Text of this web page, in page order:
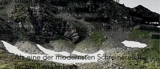
Erfahrung, Qualität und die
Zuverlässigkeit
unseres Unternehmens seit über 130
Jahren.
Als eine der modernsten Schreinereien
im großen Umkreis